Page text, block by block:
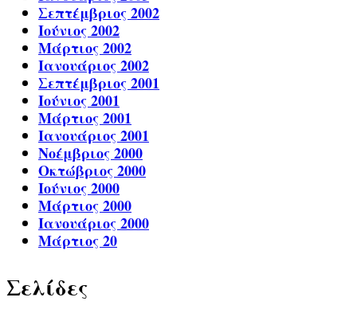
Σεπτέμβριος 2002
Ιούνιος 2002
Μάρτιος 2002
Ιανουάριος 2002
Σεπτέμβριος 2001
Ιούνιος 2001
Μάρτιος 2001
Ιανουάριος 2001
Νοέμβριος 2000
Οκτώβριος 2000
Ιούνιος 2000
Μάρτιος 2000
Ιανουάριος 2000
Μάρτιος 20
Σελίδες